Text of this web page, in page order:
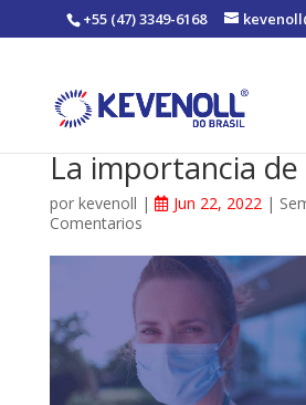
+55 (47) 3349-6168
La importancia de
por kevenoll | Jun 22, 2022|
Comentarios